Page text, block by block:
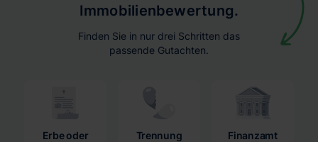
Immobilienbewertung.
Finden Sie in nur drei Schritten das
passende Gutachten.
Erbe oder
Trennung Finanzamt